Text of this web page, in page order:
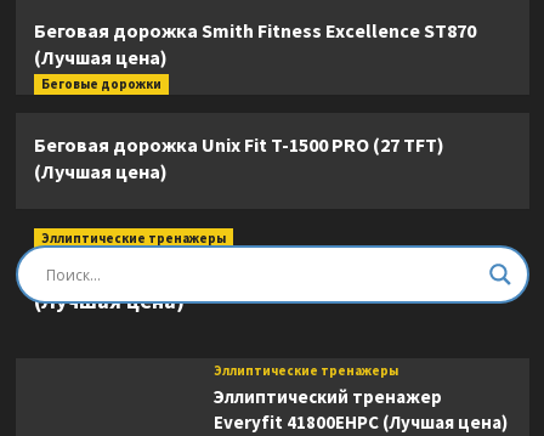
Беговая дорожка Smith Fitness Excellence ST870
(Лучшая цена)
Беговые дорожки
Беговая дорожка Unix Fit T-1500 PRO (27 TFT)
(Лучшая цена)
Эллиптические тренажеры
Эллиптический тренажер DFC E8745T
(Лучшая цена)
Эллиптические тренажеры
Эллиптический тренажер
Everyfit 41800EHPC (Лучшая цена)